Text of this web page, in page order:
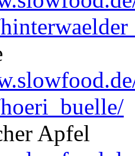
Apfel